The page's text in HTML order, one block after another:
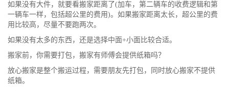
如果没有大件，就要看搬家距离了(加车，第二辆车的收费逻辑和第
一辆车一样，包括超公里的费用)。如果搬家距离太长，超公里的费
用比较高，尽量不要跑两次。
如果没有太多的东西，还是选择中面+小面比较合适。
搬家前，你需要打包，搬家有师傅会提供纸箱吗？
放心搬家是整个搬运过程，需要朋友先打包，同时放心搬家不提供
纸箱。